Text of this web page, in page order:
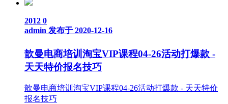
2012 0
admin 发布于 2020-12-16
歆曼电商培训淘宝VIP课程04-26活动打爆款 -
天天特价报名技巧
歆曼电商培训淘宝VIP课程04-26活动打爆款 - 天天特价
报名技巧